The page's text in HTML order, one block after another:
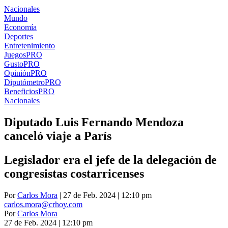
Nacionales
Mundo
Economía
Deportes
Entretenimiento
JuegosPRO
GustoPRO
OpiniónPRO
DiputómetroPRO
BeneficiosPRO
Nacionales
Diputado Luis Fernando Mendoza
canceló viaje a París
Legislador era el jefe de la delegación de
congresistas costarricenses
PorCarlos Mora | 27 de Feb. 2024 | 12:10 pm
carlos.mora@crhoy.com
PorCarlos Mora
27 de Feb. 2024 | 12:10 pm